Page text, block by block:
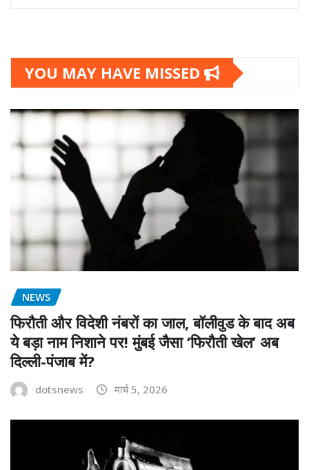
YOU MAY HAVE MISSED
NEWS
फिरौती और विदेशी नंबरों का जाल, बॉलीवुड के बाद अब
ये बड़ा नाम निशाने पर! मुंबई जैसा ‘फिरौती खेल’ अब
दिल्ली-पंजाब में?
dotsnews मार्च 5, 2026